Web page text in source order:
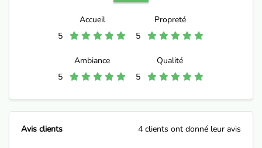
Avis clients 4 clients ont donné leur avis
Accueil
5
Propreté
5
Ambiance
5
Qualité
5